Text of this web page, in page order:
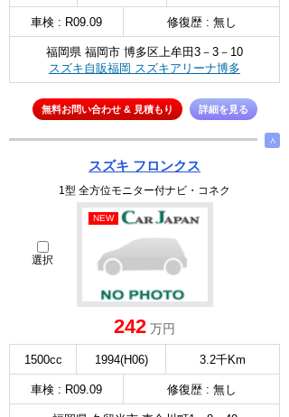
車検 : R09.09 修復歴 : 無し
福岡県 福岡市 博多区上牟田3－3－10
スズキ自販福岡 スズキアリーナ博多
無料お問い合わせ & 見積もり 詳細を見る
∧
スズキ フロンクス
1型 全方位モニター付ナビ・コネク
選択
NEW
242 万円
1500cc 1994(H06) 3.2千Km
車検 : R09.09 修復歴 : 無し